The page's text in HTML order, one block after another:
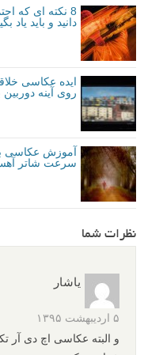
8 نکته ای که
دانید و باید یاد
ایده عکاسی
روی آینه دوربین
سرعت شاتر
نظرات شما
یاشار
۵ اردیبهشت ۱۳۹۵
و البته عکاسی اچ دی آر